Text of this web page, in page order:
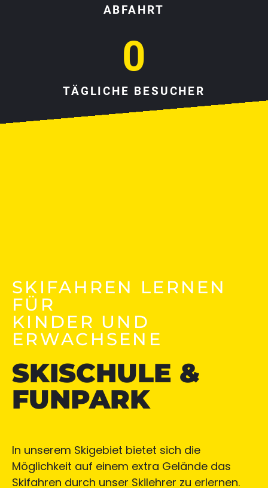
ABFAHRT
TÄGLICHE BESUCHER
0
SKIFAHREN LERNEN
FÜR
KINDER UND
ERWACHSENE
SKISCHULE &
FUNPARK
In unserem Skigebiet bietet sich die
Möglichkeit auf einem extra Gelände das
Skifahren durch unser Skilehrer zu erlernen.